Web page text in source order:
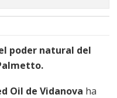
poder natural del
Oil de Vidanova ha